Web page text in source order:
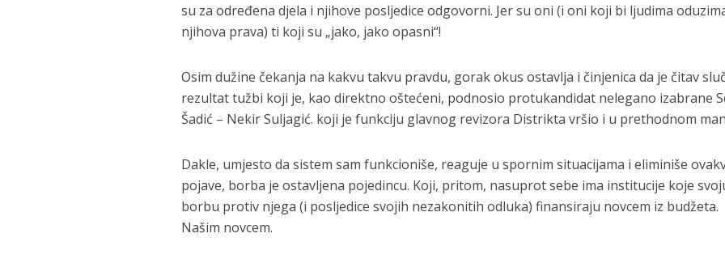
su za određena djela i njihove posljedice odgovorni. Jer su oni (i oni koji bi ljudima
njihova prava) ti koji su „jako, jako opasni“!
Osim dužine čekanja na kakvu takvu pravdu, gorak okus ostavlja i činjenica da je čitav
rezultat tužbi koji je, kao direktno oštećeni, podnosio protukandidat nelegano izabrane
Šadić – Nekir Suljagić. koji je funkciju glavnog revizora Distrikta vršio i u prethodnom
Dakle, umjesto da sistem sam funkcioniše, reaguje u spornim situacijama i eliminiše
pojave, borba je ostavljena pojedincu. Koji, pritom, nasuprot sebe ima institucije koje
borbu protiv njega (i posljedice svojih nezakonitih odluka) finansiraju novcem iz budžeta.
Našim novcem.